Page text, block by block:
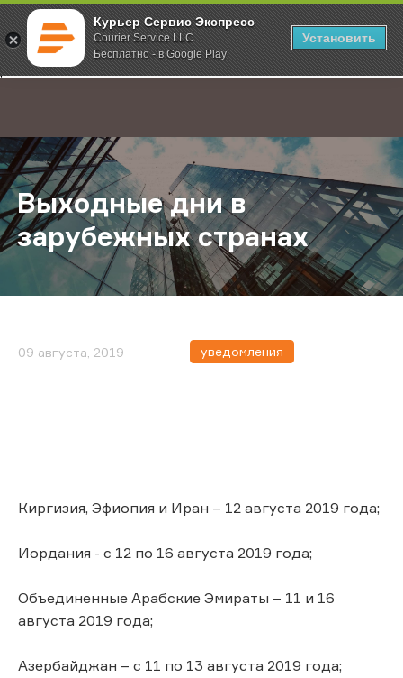
Курьер Сервис Экспресс
Courier Service LLC
Бесплатно - в Google Play
Установить
;
Главная О компании Новости Выходные дни в зарубежных
Выходные дни в
зарубежных странах
09 августа, 2019 уведомления
Киргизия, Эфиопия и Иран – 12 августа 2019 года;
Иордания - с 12 по 16 августа 2019 года;
Объединенные Арабские Эмираты – 11 и 16
августа 2019 года;
Азербайджан – с 11 по 13 августа 2019 года;